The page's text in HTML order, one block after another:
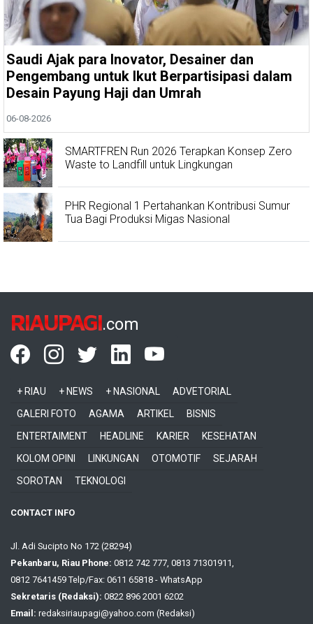
Saudi Ajak para Inovator, Desainer dan
Pengembang untuk Ikut Berpartisipasi dalam
Desain Payung Haji dan Umrah
06-08-2026
SMARTFREN Run 2026 Terapkan Konsep Zero
Waste to Landfill untuk Lingkungan
PHR Regional 1 Pertahankan Kontribusi Sumur
Tua Bagi Produksi Migas Nasional
RIAUPAGI.com
+ RIAU + NEWS + NASIONAL
ADVETORIAL
GALERI FOTO
AGAMA ARTIKEL
BISNIS
ENTERTAIMENT
HEADLINE KARIER
KESEHATAN
KOLOM OPINI
LINKUNGAN OTOMOTIF
SEJARAH
SOROTAN
TEKNOLOGI
CONTACT INFO
Jl. Adi Sucipto No 172 (28294)
Pekanbaru, Riau Phone: 0812 742 777, 0813 71301911,
0812 7641459 Telp/Fax: 0611 65818 - WhatsApp
Sekretaris (Redaksi): 0822 896 2001 6202
Email: redaksiriaupagi@yahoo.com (Redaksi)